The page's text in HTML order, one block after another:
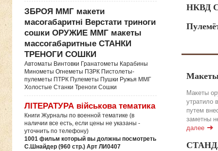
ЗБРОЯ ММГ макети
масогабаритні Верстати триноги
сошки ОРУЖИЕ ММГ макеты
массогабаритные СТАНКИ
ТРЕНОГИ СОШКИ
Автоматы Винтовки Гранатометы Карабины
Минометы Огнеметы ПЗРК Пистолеты-
пулеметы ПТРК Пулеметы Пушки Ружья ММГ
Холостые Станки Треноги Сошки
ЛІТЕРАТУРА військова тематика
Книги Журналы по военной тематике (в
наличии все есть, если цены не указаны -
уточнить по телефону)
1001 фильм который вы должны посмотреть
С.Шнайдер (960 стр.) Арт ЛИ0407
НКВД
Макеты
Макеты
утратило
путем
заметны
далее